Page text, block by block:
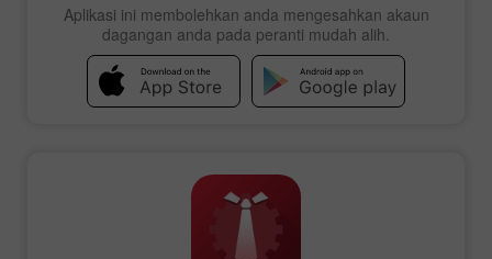
Aplikasi ini membolehkan anda mengesahkan akaun
dagangan anda pada peranti mudah alih.